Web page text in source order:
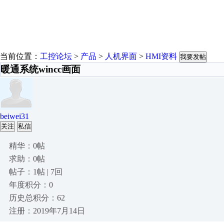
当前位置： 工控论坛 > 产品 > 人机界面 > HMI资料 我要发帖
暖通系统wincc画面
beiwei31
关注 私信
精华：0帖
求助：0帖
帖子：1帖 | 7回
年度积分：0
历史总积分：62
注册：2019年7月14日